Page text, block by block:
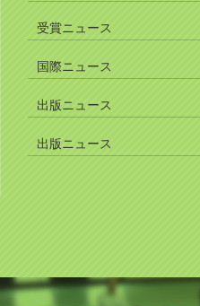
受賞ニュース
国際ニュース
出版ニュース
出版ニュース